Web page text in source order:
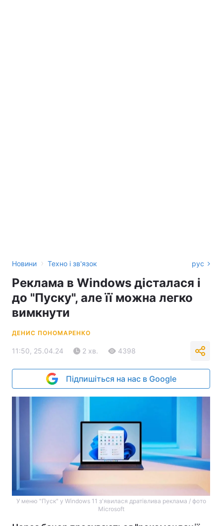
Новини › Техно і зв'язок рус
Реклама в Windows дісталася і
до "Пуску", але її можна легко
вимкнути
ДЕНИС ПОНОМАРЕНКО
11:50, 25.04.24 2 хв. 4398
Підпишіться на нас в Google
У меню "Пуск" у Windows 11 з'явилася дратівлива реклама / фото
Microsoft